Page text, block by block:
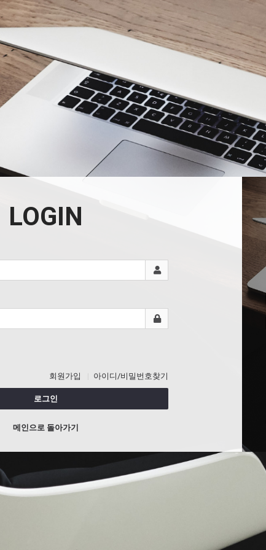
LOGIN
회원가입 아이디/비밀번호찾기
로그인
메인으로 돌아가기